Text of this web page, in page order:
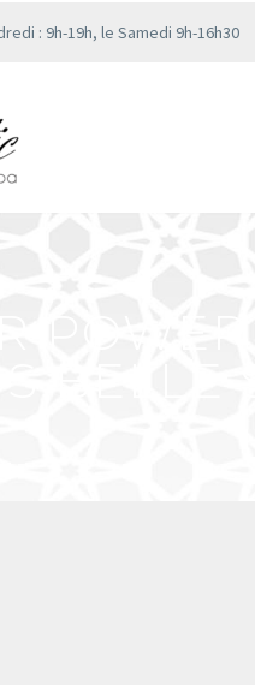
: 9h-19h, le Samedi 9h-16h30